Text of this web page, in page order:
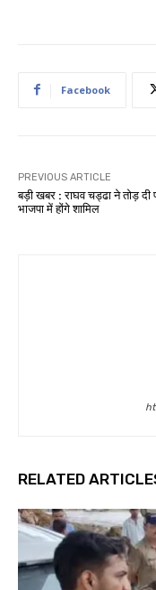
Facebook
PREVIOUS ARTICLE
बड़ी खबर : राघव चड्ढा ने तोड़ दी
भाजपा में होंगे शामिल
RELATED